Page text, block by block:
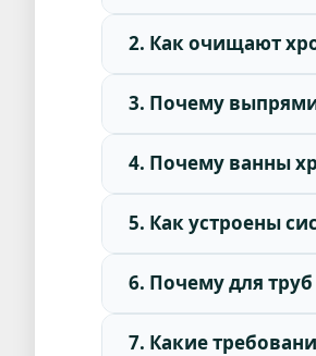
2. Как очищают
3. Почему
4. Почему ванны
5. Как устроены
6. Почему для
7. Какие